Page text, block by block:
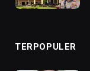
TERPOPULER